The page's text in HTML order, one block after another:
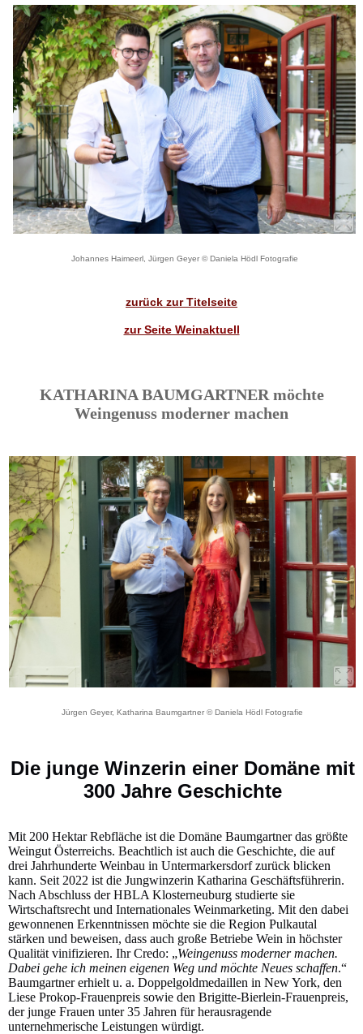
Johannes Haimeerl, Jürgen Geyer © Daniela Hödl Fotografie
zurück zur Titelseite
zur Seite Weinaktuell
KATHARINA BAUMGARTNER möchte
Weingenuss moderner machen
Jürgen Geyer, Katharina Baumgartner © Daniela Hödl Fotografie
Die junge Winzerin einer Domäne mit
300 Jahre Geschichte
Mit 200 Hektar Rebfläche ist die Domäne Baumgartner das größte
Weingut Österreichs. Beachtlich ist auch die Geschichte, die auf
drei Jahrhunderte Weinbau in Untermarkersdorf zurück blicken
kann. Seit 2022 ist die Jungwinzerin Katharina Geschäftsführerin.
Nach Abschluss der HBLA Klosterneuburg studierte sie
Wirtschaftsrecht und Internationales Weinmarketing. Mit den dabei
gewonnenen Erkenntnissen möchte sie die Region Pulkautal
stärken und beweisen, dass auch große Betriebe Wein in höchster
Qualität vinifizieren. Ihr Credo: „Weingenuss moderner machen.
Dabei gehe ich meinen eigenen Weg und möchte Neues schaffen.“
Baumgartner erhielt u. a. Doppelgoldmedaillen in New York, den
Liese Prokop-Frauenpreis sowie den Brigitte-Bierlein-Frauenpreis,
der junge Frauen unter 35 Jahren für herausragende
unternehmerische Leistungen würdigt.